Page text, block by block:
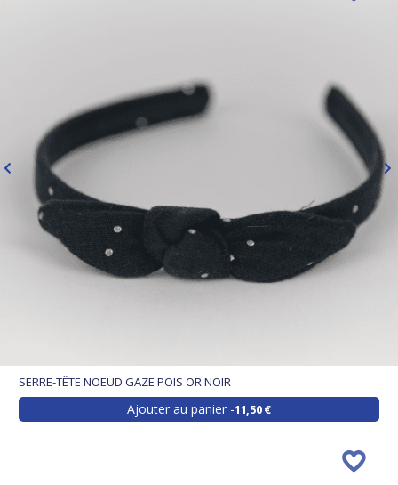
SERRE-TÊTE NOEUD GAZE POIS OR NOIR
Ajouter au panier 11,50 €